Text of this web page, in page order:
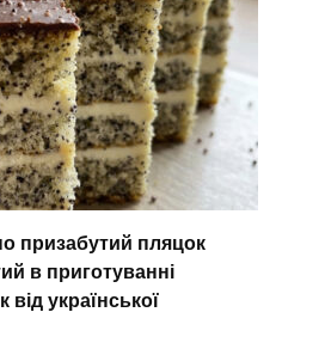
призабутий пляцок
в приготуванні
української